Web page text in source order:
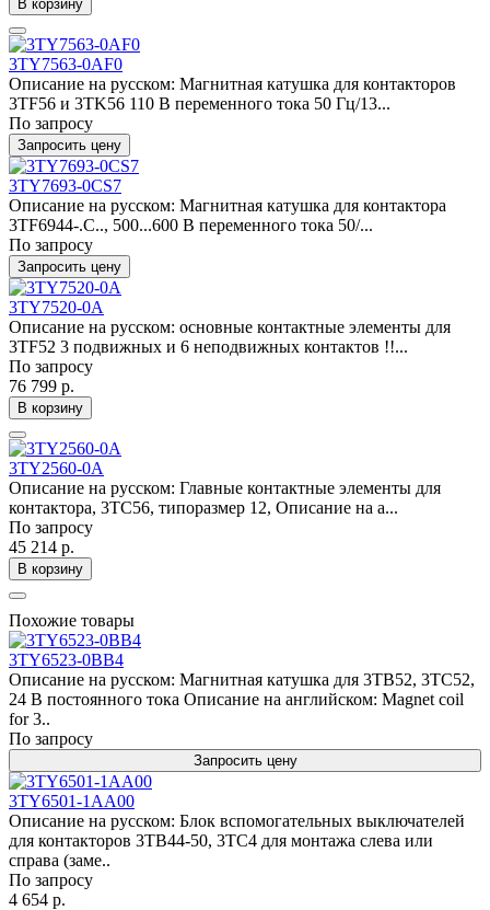
В корзину
3TY7563-0AF0
Описание на русском: Магнитная катушка для контакторов
3TF56 и 3TK56 110 В переменного тока 50 Гц/13...
По запросу
Запросить цену
3TY7693-0CS7
Описание на русском: Магнитная катушка для контактора
3TF6944-.C.., 500...600 В переменного тока 50/...
По запросу
Запросить цену
3TY7520-0A
Описание на русском: основные контактные элементы для
3TF52 3 подвижных и 6 неподвижных контактов !!...
По запросу
76 799 р.
В корзину
3TY2560-0A
Описание на русском: Главные контактные элементы для
контактора, 3TC56, типоразмер 12, Описание на а...
По запросу
45 214 р.
В корзину
Похожие товары
3TY6523-0BB4
Описание на русском: Магнитная катушка для 3TB52, 3TC52,
24 В постоянного тока Описание на английском: Magnet coil
for 3..
По запросу
Запросить цену
3TY6501-1AA00
Описание на русском: Блок вспомогательных выключателей
для контакторов 3TB44-50, 3TC4 для монтажа слева или
справа (заме..
По запросу
4 654 р.